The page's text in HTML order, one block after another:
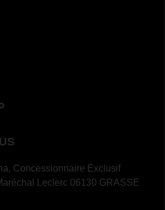
Concessionnaire Exclusif
Leclerc 06130 GRASSE